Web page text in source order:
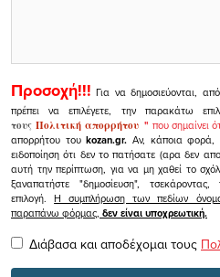
Προσοχή!!! Για να δημοσιεύονται,
πρέπει να επιλέγετε, την παρακάτω
τουςΠολιτική απορρήτου" που σημαίνει
απορρήτου τουkozan.gr. Αν, κάποια φορά,
ειδοποίηση ότι δεν το πατήσατε (αρα δεν
αυτή την περίπτωση, για να μη χαθεί το
ξαναπατήστε "δημοσίευση",
επιλογή.Η συμπλήρωση των πεδίων
παραπάνω φόρμας, δεν είναι υποχρεωτική.
Διάβασα και αποδέχομαι τους